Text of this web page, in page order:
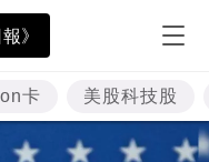
》
卡 美股科技股